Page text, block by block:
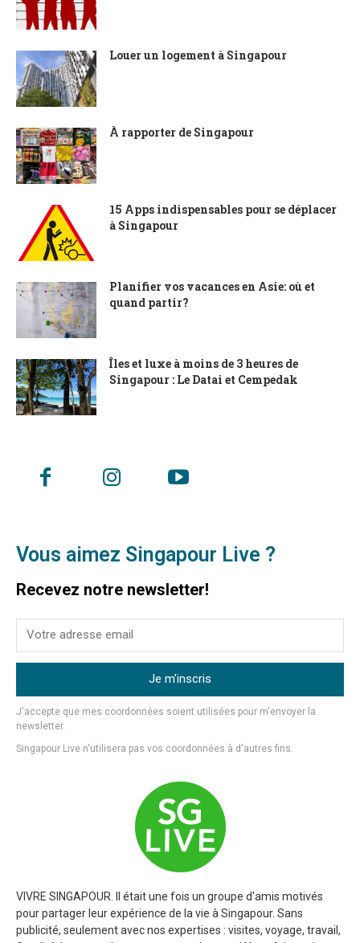
Louer un logement à Singapour
À rapporter de Singapour
15 Apps indispensables pour se déplacer
à Singapour
Planifier vos vacances en Asie: où et
quand partir?
Îles et luxe à moins de 3 heures de
Singapour : Le Datai et Cempedak
Vous aimez Singapour Live ?
Recevez notre newsletter!
Je m'inscris
J'accepte que mes coordonnées soient utilisées pour m'envoyer la
newsletter.
Singapour Live n'utilisera pas vos coordonnées à d'autres fins.
VIVRE SINGAPOUR. Il était une fois un groupe d'amis motivés
pour partager leur expérience de la vie à Singapour. Sans
publicité, seulement avec nos expertises : visites, voyage, travail,